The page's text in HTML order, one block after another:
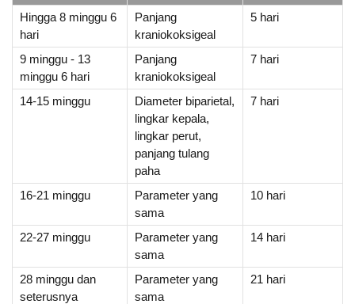
Hingga 8 minggu 6
hari
Panjang
kraniokoksigeal
5 hari
9 minggu - 13
minggu 6 hari
Panjang
kraniokoksigeal
7 hari
14-15 minggu
Diameter biparietal,
lingkar kepala,
lingkar perut,
panjang tulang
paha
7 hari
16-21 minggu
Parameter yang
sama
10 hari
22-27 minggu
Parameter yang
sama
14 hari
28 minggu dan
seterusnya
Parameter yang
sama
21 hari